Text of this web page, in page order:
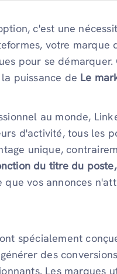
c'est une
votre
pour se démarquer.
puissance de Le
au monde,
d'activité, tous les
unique,
du titre du
que vos annonces
spécialement
des
Les marques